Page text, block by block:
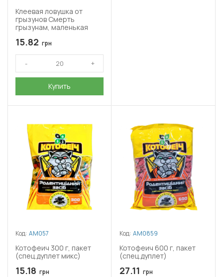
Клеевая ловушка от
грызунов Смерть
грызунам, маленькая
15.82 грн
Купить
Код: АМ057
Котофеич 300 г, пакет
(спец.дуплет микс)
15.18 грн
Код: АМ0859
Котофеич 600 г, пакет
(спец.дуплет)
27.11 грн